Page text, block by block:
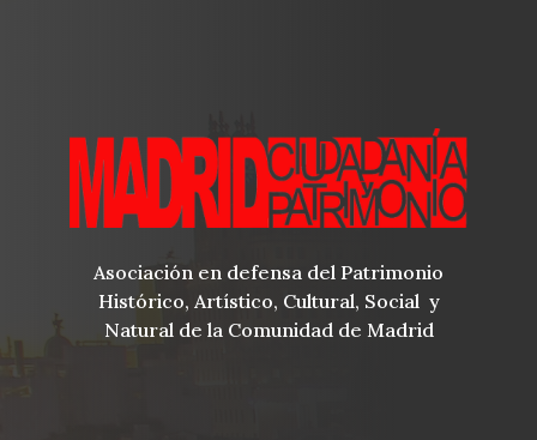
Asociación en defensa del Patrimonio
Histórico, Artístico, Cultural, Social y
Natural de la Comunidad de Madrid